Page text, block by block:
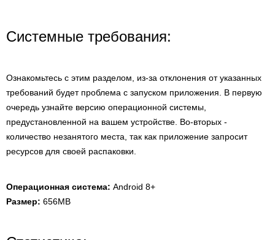
Системные требования:
Ознакомьтесь с этим разделом, из-за отклонения от указанных
требований будет проблема с запуском приложения. В первую
очередь узнайте версию операционной системы,
предустановленной на вашем устройстве. Во-вторых -
количество незанятого места, так как приложение запросит
ресурсов для своей распаковки.
Операционная система: Android 8+
Размер: 656MB